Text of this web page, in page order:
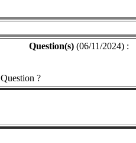
Question(s)(06/11/2024) :
Question ?